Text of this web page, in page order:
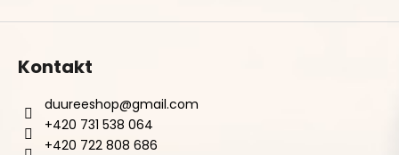
Kontakt
duureeshop@gmail.com
+420 731 538 064
+420 722 808 686